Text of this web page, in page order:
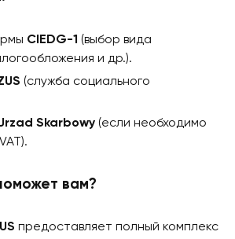
CIEDG-1 (выбор вида
и др.).
(служба социального
Skarbowy (если необходимо
вам?
предоставляет полный комплекс